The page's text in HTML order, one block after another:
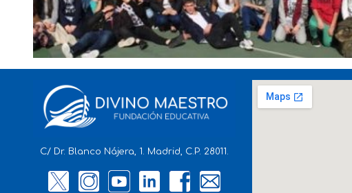
C/ Dr. Blanco Nájera, 1. Madrid, C.P. 28011.